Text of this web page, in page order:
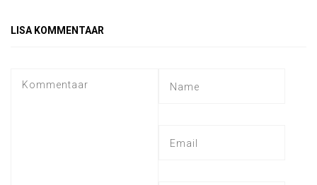
LISA KOMMENTAAR